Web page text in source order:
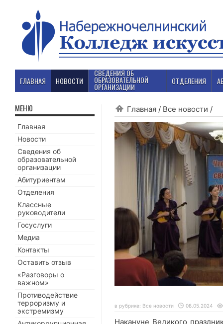
ГЛАВНАЯ НОВОСТИ
СВЕДЕНИЯ ОБ
ОБРАЗОВАТЕЛЬНОЙ
ОРГАНИЗАЦИИ
ОТДЕЛЕНИЯ
Главная / Все новости /
в рубрике: Все новости 08.05.2024
Накануне Великого
МЕНЮ
Главная
Новости
Сведения об
образовательной
организации
Абитуриентам
Отделения
Классные
руководители
Госуслуги
Медиа
Контакты
Оставить отзыв
«Разговоры о
важном»
Противодействие
терроризму и
экстремизму